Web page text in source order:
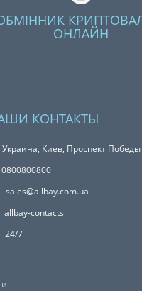
ОНЛАЙН
КОНТАКТЫ
Украина, Киев, Проспект Победы
0800800800
sales@allbay.com.ua
allbay-contacts
24/7